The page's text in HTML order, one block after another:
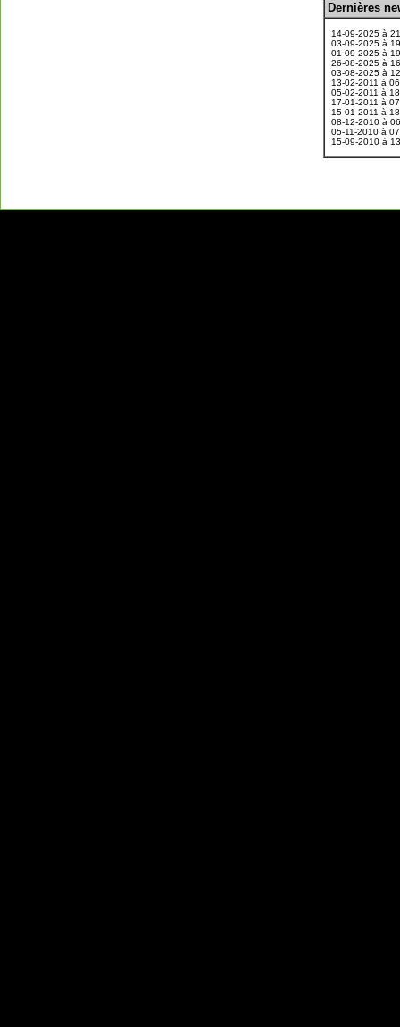
Dernières
14-09-2025 à
03-09-2025 à
01-09-2025 à
26-08-2025 à
03-08-2025 à
13-02-2011 à
05-02-2011 à
17-01-2011 à
15-01-2011 à
08-12-2010 à
05-11-2010 à
15-09-2010 à